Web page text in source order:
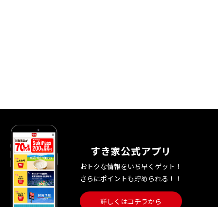
すき家公式アプリ
おトクな情報をいち早くゲット！
さらにポイントも貯められる！！
詳しくはコチラから